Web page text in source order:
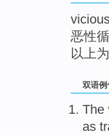
恶性
以上
双语例
The
as